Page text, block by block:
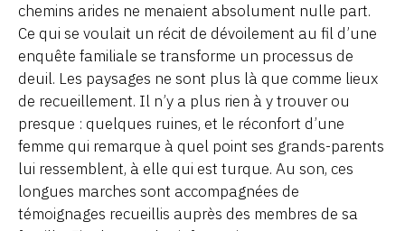
chemins arides ne menaient absolument nulle part.
Ce qui se voulait un récit de dévoilement au fil d’une
enquête familiale se transforme un processus de
deuil. Les paysages ne sont plus là que comme lieux
de recueillement. Il n’y a plus rien à y trouver ou
presque : quelques ruines, et le réconfort d’une
femme qui remarque à quel point ses grands-parents
lui ressemblent, à elle qui est turque. Au son, ces
longues marches sont accompagnées de
témoignages recueillis auprès des membres de sa